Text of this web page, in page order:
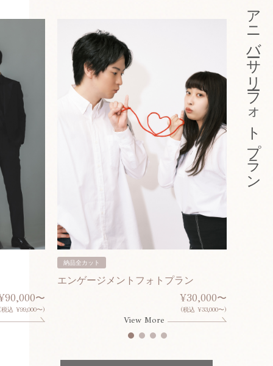
〜
(税込 ¥99,000〜)
納品全カット
エンゲージメントフォトプラン
¥30,000〜
(税込 ¥33,000〜)
View More
アニバーサリーフォトプラン